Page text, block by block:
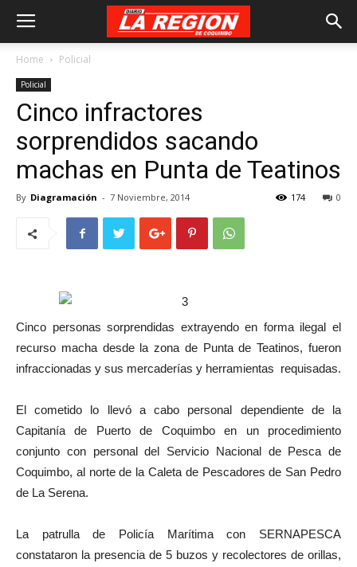
Home Policial
Policial
Cinco infractores
sorprendidos sacando
machas en Punta de Teatinos
By Diagramación - 7 Noviembre, 2014 0
174
Cinco personas sorprendidas extrayendo en forma ilegal el
recurso macha desde la zona de Punta de Teatinos, fueron
infraccionadas y sus mercaderías y herramientas requisadas.
El cometido lo llevó a cabo personal dependiente de la
Capitanía de Puerto de Coquimbo en un procedimiento
conjunto con personal del Servicio Nacional de Pesca de
Coquimbo, al norte de la Caleta de Pescadores de San Pedro
de La Serena.
La patrulla de Policía Marítima con SERNAPESCA
constataron la presencia de 5 buzos y recolectores de orillas,